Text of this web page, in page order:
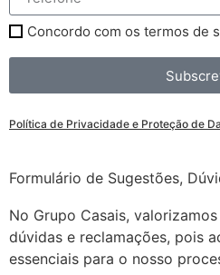
Concordo com os termos de
Política de Privacidade e Proteção de
Formulário de Sugestões,
No Grupo Casais,
dúvidas e reclamações, pois
essenciais para o nosso